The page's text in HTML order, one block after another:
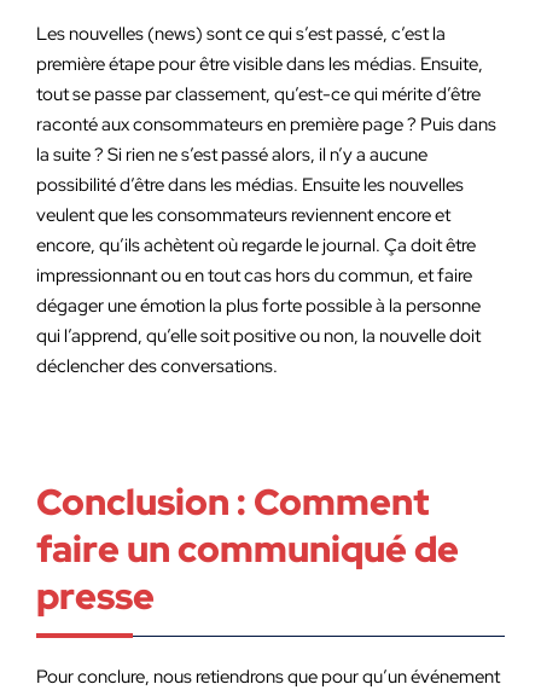
Les nouvelles (news) sont ce qui s’est passé, c’est la
première étape pour être visible dans les médias. Ensuite,
tout se passe par classement, qu’est-ce qui mérite d’être
raconté aux consommateurs en première page ? Puis dans
la suite ? Si rien ne s’est passé alors, il n’y a aucune
possibilité d’être dans les médias. Ensuite les nouvelles
veulent que les consommateurs reviennent encore et
encore, qu’ils achètent où regarde le journal. Ça doit être
impressionnant ou en tout cas hors du commun, et faire
dégager une émotion la plus forte possible à la personne
qui l’apprend, qu’elle soit positive ou non, la nouvelle doit
déclencher des conversations.
Conclusion : Comment
faire un communiqué de
presse
Pour conclure, nous retiendrons que pour qu’un événement